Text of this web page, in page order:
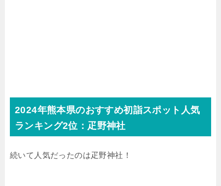
2024年熊本県のおすすめ初詣スポット人気
ランキング2位：疋野神社
続いて人気だったのは疋野神社！